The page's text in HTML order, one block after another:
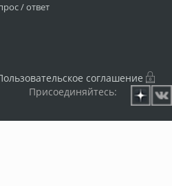
/ ответ
соглашение
Присоединяйтесь: